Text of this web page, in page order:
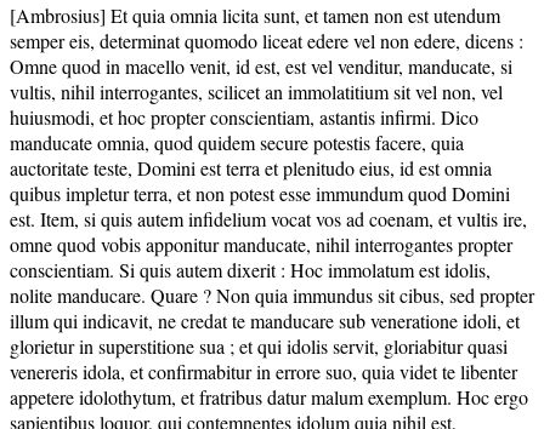
[Ambrosius] Et quia omnia licita sunt, et tamen non est utendum
semper eis, determinat quomodo liceat edere vel non edere, dicens :
Omne quod in macello venit, id est, est vel venditur, manducate, si
vultis, nihil interrogantes, scilicet an immolatitium sit vel non, vel
huiusmodi, et hoc propter conscientiam, astantis infirmi. Dico
manducate omnia, quod quidem secure potestis facere, quia
auctoritate teste, Domini est terra et plenitudo eius, id est omnia
quibus impletur terra, et non potest esse immundum quod Domini
est. Item, si quis autem infidelium vocat vos ad coenam, et vultis ire,
omne quod vobis apponitur manducate, nihil interrogantes propter
conscientiam. Si quis autem dixerit : Hoc immolatum est idolis,
nolite manducare. Quare ? Non quia immundus sit cibus, sed propter
illum qui indicavit, ne credat te manducare sub veneratione idoli, et
glorietur in superstitione sua ; et qui idolis servit, gloriabitur quasi
venereris idola, et confirmabitur in errore suo, quia videt te libenter
appetere idolothytum, et fratribus datur malum exemplum. Hoc ergo
sapientibus loquor, qui contemnentes idolum quia nihil est,